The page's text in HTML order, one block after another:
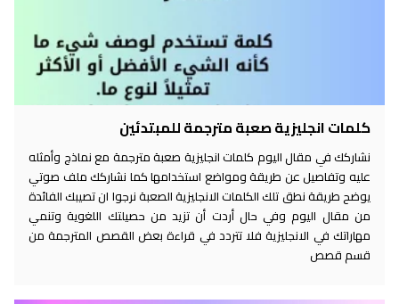
كلمات انجليزية صعبة مترجمة للمبتدئين
نشاركك في مقال اليوم كلمات انجليزية صعبة مترجمة مع نماذج وأمثله
عليه وتفاصيل عن طريقة ومواضع استخدامها كما نشاركك ملف صوتي
يوضح طريقة نطق تلك الكلمات الانجليزية الصعبة نرجوا ان تصيبك الفائدة
من مقال اليوم وفي حال أردت أن تزيد من حصيلتك اللغوية وتنمي
مهاراتك في الانجليزية فلا تتردد في قراءة بعض القصص المترجمة من
قسم قصص